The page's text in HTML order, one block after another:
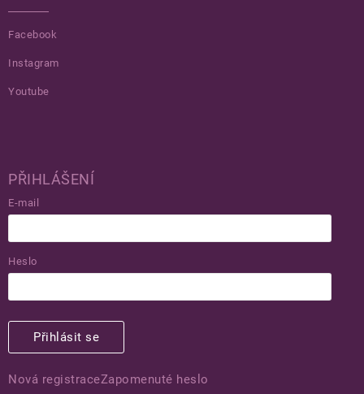
Facebook
Instagram
Youtube
PŘIHLÁŠENÍ
E-mail
Heslo
Přihlásit se
Nová registraceZapomenuté heslo